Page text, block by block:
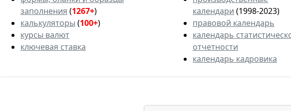
заполнения (1267+)
калькуляторы (100+)
курсы валют
ключевая ставка
календари (1998-2023)
правовой календарь
календарь
отчетности
календарь кадровика